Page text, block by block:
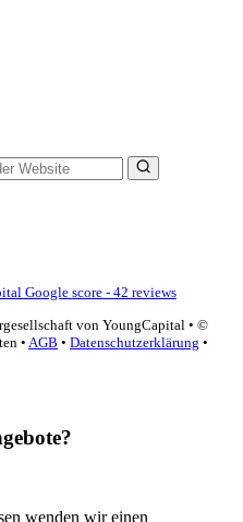
Google score - 42 reviews
von YoungCapital • ©
• AGB • Datenschutzerklärung •
wenden wir einen